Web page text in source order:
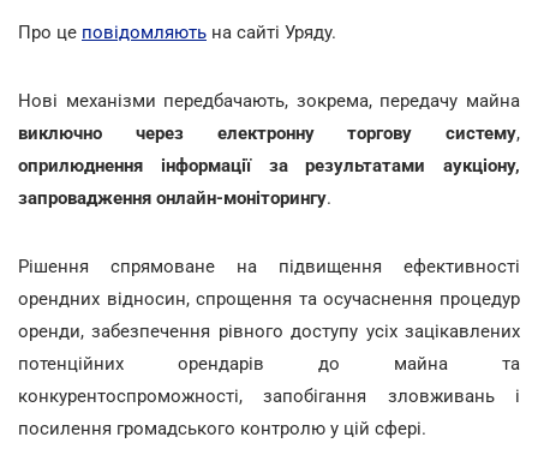
Про це повідомляють на сайті Уряду.
Нові механізми передбачають, зокрема, передачу майна
виключно через електронну торгову систему,
оприлюднення інформації за результатами аукціону,
запровадження онлайн-моніторингу.
Рішення спрямоване на підвищення ефективності
орендних відносин, спрощення та осучаснення процедур
оренди, забезпечення рівного доступу усіх зацікавлених
потенційних орендарів до майна та
конкурентоспроможності, запобігання зловживань і
посилення громадського контролю у цій сфері.